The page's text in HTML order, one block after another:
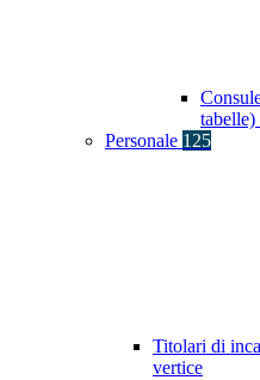
tabelle)
Personale 125
Titolari di
vertice